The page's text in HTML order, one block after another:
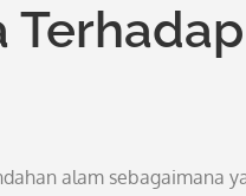
Terhadap
alam sebagaimana